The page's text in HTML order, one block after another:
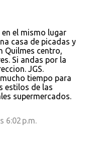
el mismo lugar
casa de picadas y
Quilmes centro,
Si andas por la
JGS.
tiempo para
estilos de las
supermercados.
6:02 p.m.